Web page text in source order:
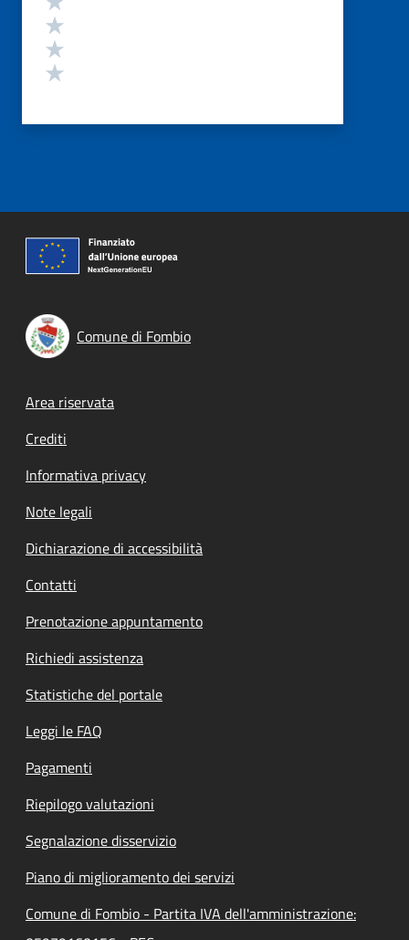
Comune di Fombio
Footer menu
Area riservata
Crediti
Informativa privacy
Note legali
Dichiarazione di accessibilità
Contatti
Prenotazione appuntamento
Richiedi assistenza
Statistiche del portale
Leggi le FAQ
Pagamenti
Riepilogo valutazioni
Segnalazione disservizio
Piano di miglioramento dei servizi
Comune di Fombio - Partita IVA dell'amministrazione: